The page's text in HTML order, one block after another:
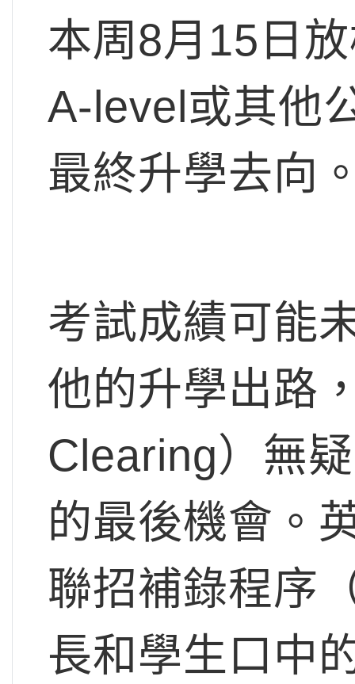
本周8月15日
A-level或其他
最終升學去向
考試成績可能
他的升學出路
Clearing）無
的最後機會。
聯招補錄程序
長和學生口中